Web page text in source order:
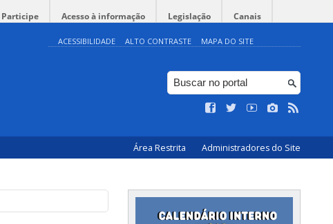
Participe Acesso à informação Legislação Canais
ACESSIBILIDADE ALTO CONTRASTE MAPA DO SITE
Área Restrita Administradores do Site